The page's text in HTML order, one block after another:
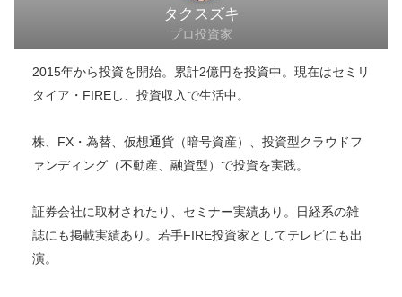
この記事を書いた人
タクスズキ
プロ投資家
2015年から投資を開始。累計2億円を投資中。現在はセミリ